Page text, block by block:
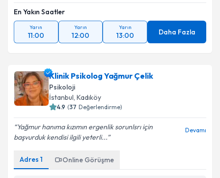
Takvim Talebini Gönder
En Yakın Saatler
Yarın
11:00
Yarın
12:00
Yarın
13:00 Daha Fazla
Klinik Psikolog Yağmur Çelik
Psikoloji
İstanbul, Kadıköy
4.9 (37 Değerlendirme)
Yağmur hanıma kızımın ergenlik sorunlsrı için
başvurduk kendisi ilgili yeterli...
Devamı
Adres 1 Online Görüşme